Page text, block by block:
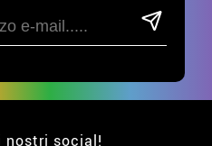
nostri social!